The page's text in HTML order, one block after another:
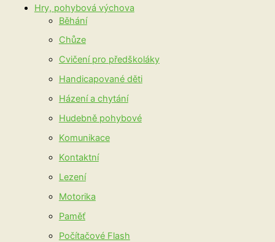
Hry, pohybová výchova
Běhání
Chůze
Cvičení pro předškoláky
Handicapované děti
Házení a chytání
Hudebně pohybové
Komunikace
Kontaktní
Lezení
Motorika
Paměť
Počítačové Flash